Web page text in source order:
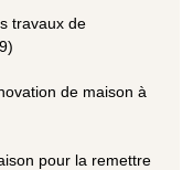
travaux de
de maison à
pour la remettre